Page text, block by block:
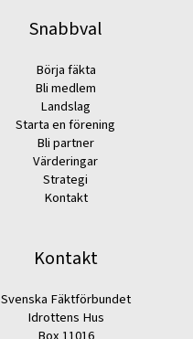
Snabbval
Börja fäkta
Bli medlem
Landslag
Starta en förening
Bli partner
Värderingar
Strategi
Kontakt
Kontakt
Svenska Fäktförbundet
Idrottens Hus